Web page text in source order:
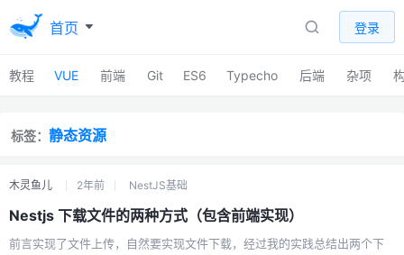
首页 登录
教程 VUE 前端 Git ES6 Typecho 后端 杂项
标签： 静态资源
木灵鱼儿 2年前 NestJS基础
Nestjs 下载文件的两种方式（包含前端实现）
前言实现了文件上传，自然要实现文件下载，经过我的实践总结出两个下